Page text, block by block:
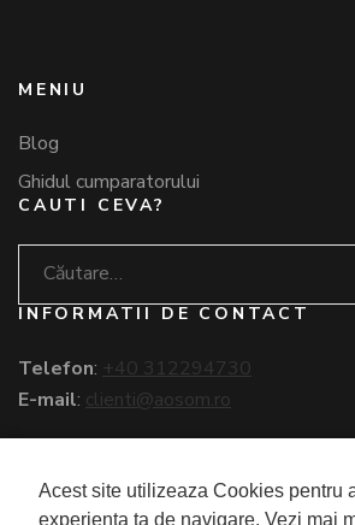
Acest site utilizeaza Cookies pentru
experienta ta de navigare. Vezi mai
MENIU
Blog
Ghidul cumparatorului
CAUTI CEVA?
Caută
după:
INFORMATII DE CONTACT
Telefon: +40 312294730
E-mail: clienti@aosom.ro
Informatii Cookie